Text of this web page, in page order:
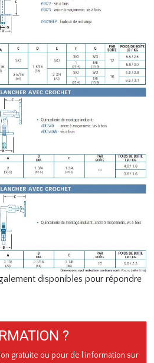
disponibles pour répondre
?
gratuite ou pour de l'information sur